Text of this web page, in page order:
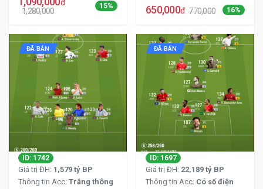
đ
1,280,000
15% 650,000đ 770,000 16%
ID: 1742
Giá trị ĐH: 1,579 tỷ BP
Thông tin Acc: Trắng thông
ĐÃ BÁN
ID: 1697
Giá trị ĐH: 22,189 tỷ BP
Thông tin Acc: Có số điện
ĐÃ BÁN